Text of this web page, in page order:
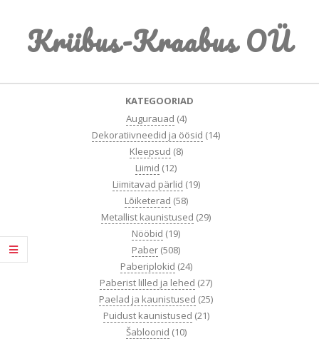
contentKriibus-Kraabus OÜ
KATEGOORIAD
Augurauad (4)
Dekoratiivneedid ja öösid (14)
Kleepsud (8)
Liimid (12)
Liimitavad pärlid (19)
Lõiketerad (58)
Metallist kaunistused (29)
Nööbid (19)
Paber (508)
Paberiplokid (24)
Paberist lilled ja lehed (27)
Paelad ja kaunistused (25)
Puidust kaunistused (21)
Šabloonid (10)